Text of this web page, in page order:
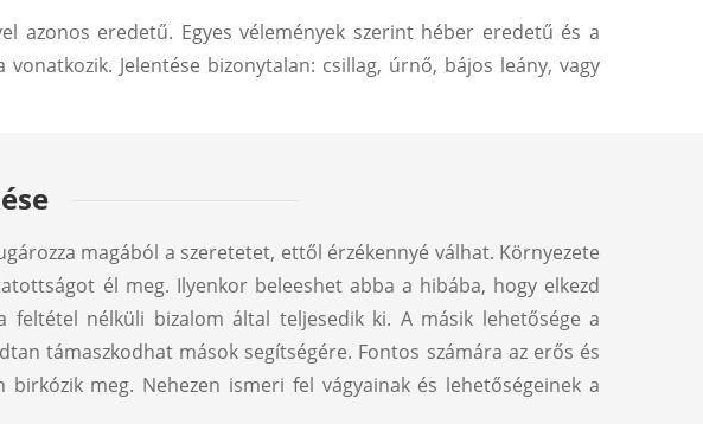
azonos eredetű. Egyes vélemények szerint héber eredetű és a
Jelentése bizonytalan: csillag, úrnő, bájos leány, vagy
magából a szeretetet, ettől érzékennyé válhat. Környezete
él meg. Ilyenkor beleeshet abba a hibába, hogy elkezd
nélküli bizalom által teljesedik ki. A másik lehetősége a
támaszkodhat mások segítségére. Fontos számára az erős és
meg. Nehezen ismeri fel vágyainak és lehetőségeinek a